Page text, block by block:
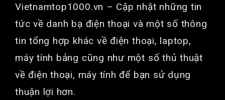
Vietnamtop1000.vn – Cập nhật những tin
tức về danh bạ điện thoại và một số thông
tin tổng hợp khác về điện thoại, laptop,
máy tính bảng cũng như một số thủ thuật
về điện thoại, máy tính để bạn sử dụng
thuận lợi hơn.